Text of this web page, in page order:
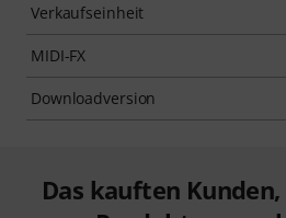
Verkaufseinheit
MIDI-FX
Downloadversion
Das kauften